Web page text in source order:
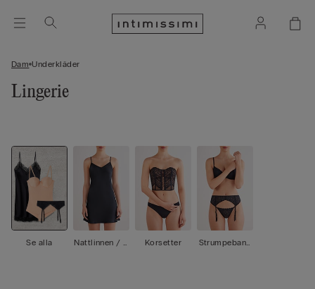
Dam Underkläder
Lingerie
Se alla
Nattlinnen / B
Korsetter
Strumpeband